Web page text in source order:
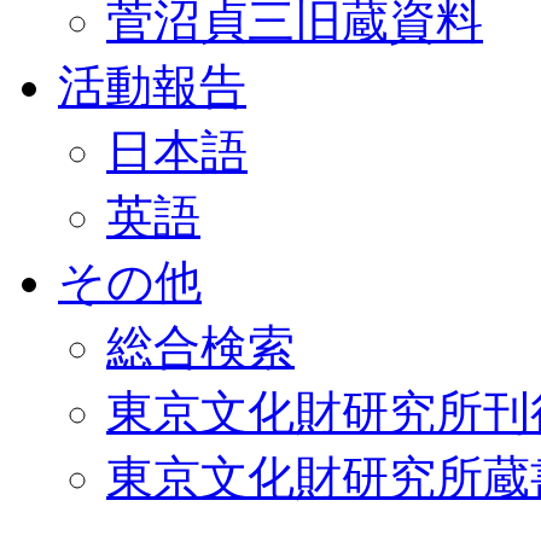
菅沼貞三旧蔵資料
活動報告
日本語
英語
その他
総合検索
東京文化財研究所
東京文化財研究所